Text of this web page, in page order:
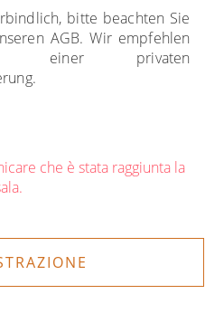
bitte beachten Sie
AGB. Wir empfehlen
einer privaten
che è stata raggiunta la